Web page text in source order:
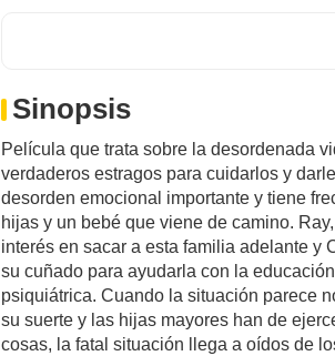
Sinopsis
Película que trata sobre la desordenada
verdaderos estragos para cuidarlos y
desorden emocional importante y tiene
hijas y un bebé que viene de camino.
interés en sacar a esta familia adelante y
su cuñado para ayudarla con la
psiquiátrica. Cuando la situación parece
su suerte y las hijas mayores han de
cosas, la fatal situación llega a oídos de